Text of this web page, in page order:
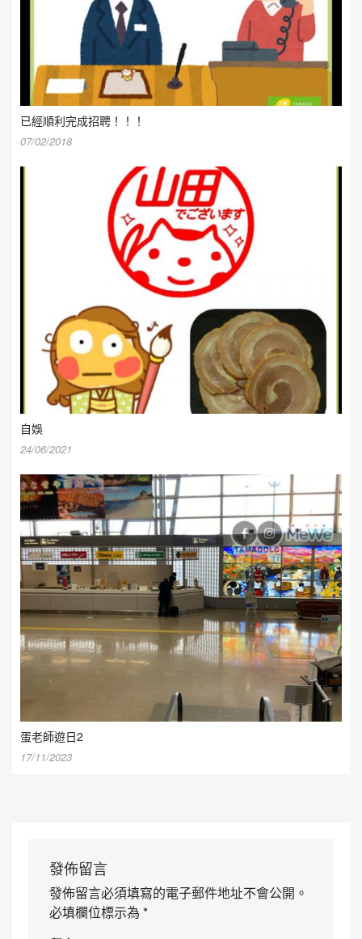
已經順利完成招聘！！！
07/02/2018
自娛
24/06/2021
蛋老師遊日2
17/11/2023
發佈留言
發佈留言必須填寫的電子郵件地址不會公開。
必填欄位標示為 *